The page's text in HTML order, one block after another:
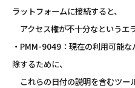
ラットフォームに接続すると、
アクセス権が不十分なというエ
・PMM-9049：現在の利用可能
除するために、
これらの日付の説明を含むツー